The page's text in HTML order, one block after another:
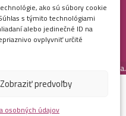
ako sú súbory cookie
s týmito technológiami
alebo jedinečné ID na
ovplyvniť určité
Zobraziť predvoľby
osobných údajov
Ametica.